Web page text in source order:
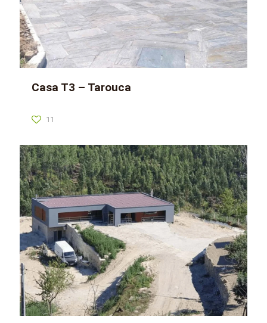
Casa T3 – Tarouca
11